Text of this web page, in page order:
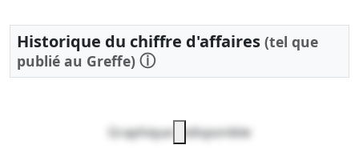
Historique du chiffre d'affaires (tel que
publié au Greffe) ⓘ
Graphique indisponible